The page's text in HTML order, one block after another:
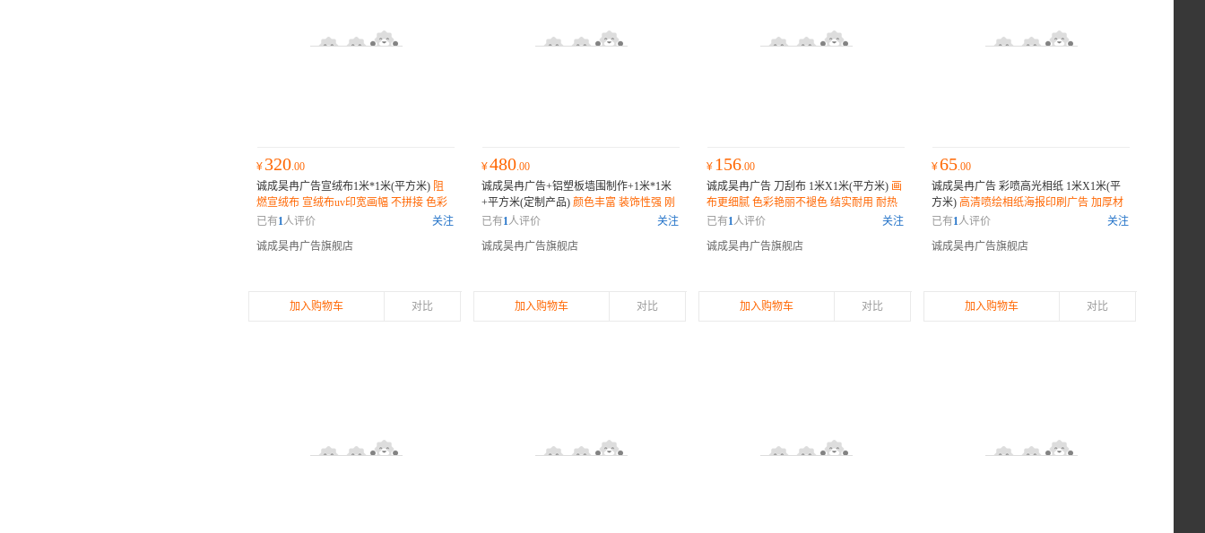
¥ 320.00
诚成昊冉广告宣绒布1米*1米(平方米) 阻
燃宣绒布 宣绒布uv印宽画幅 不拼接 色彩
逼真 平整耐用 不毛边
已有1人评价
关注
诚成昊冉广告旗舰店
加入购物车 对比
¥480.00
诚成昊冉广告+铝塑板墙围制作+1米*1米
+平方米(定制产品) 颜色丰富 装饰性强 刚
性好 耐久性好 防火性能极佳
已有1人评价
关注
诚成昊冉广告旗舰店
加入购物车 对比
¥ 156.00
诚成昊冉广告 刀刮布 1米X1米(平方米) 画
布更细腻 色彩艳丽不褪色 结实耐用 耐热
耐腐 抗风性好 喷绘刀刮布应用 多种款式
已有1人评价
关注
诚成昊冉广告旗舰店
加入购物车 对比
¥65.00
诚成昊冉广告 彩喷高光相纸 1米X1米(平
方米) 高清喷绘相纸海报印刷广告 加厚材
质 质感升级 不卷边
已有1人评价
关注
诚成昊冉广告旗舰店
加入购物车 对比